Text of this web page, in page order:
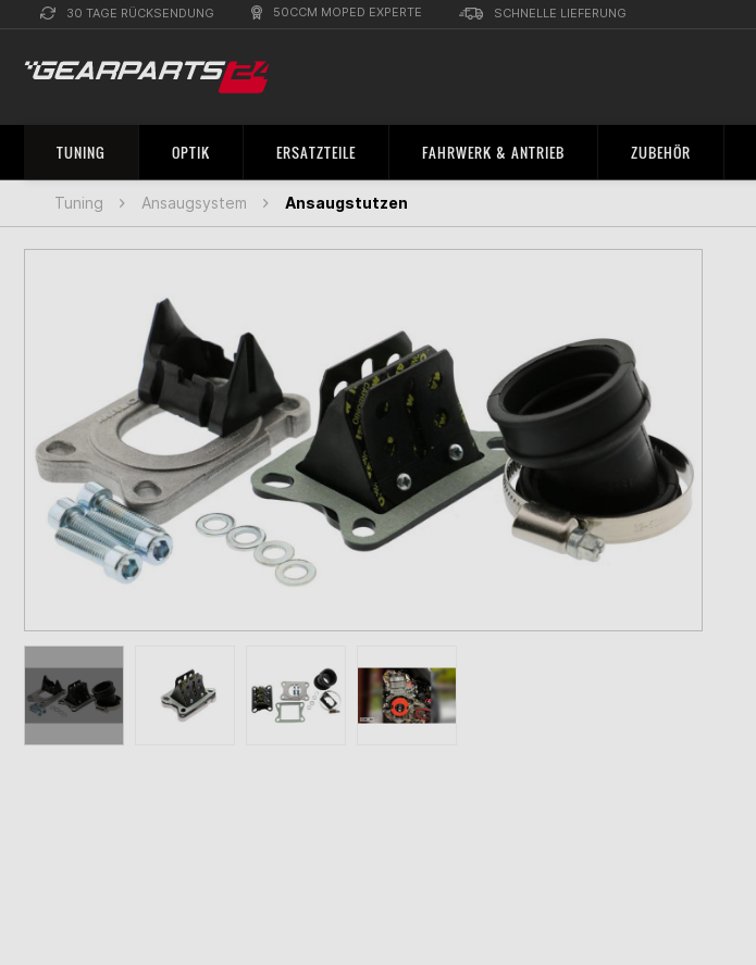
30 TAGE RÜCKSENDUNG 50CCM MOPED EXPERTE SCHNELLE LIEFERUNG
TUNING OPTIK ERSATZTEILE FAHRWERK & ANTRIEB ZUBEHÖR
Tuning Ansaugsystem Ansaugstutzen